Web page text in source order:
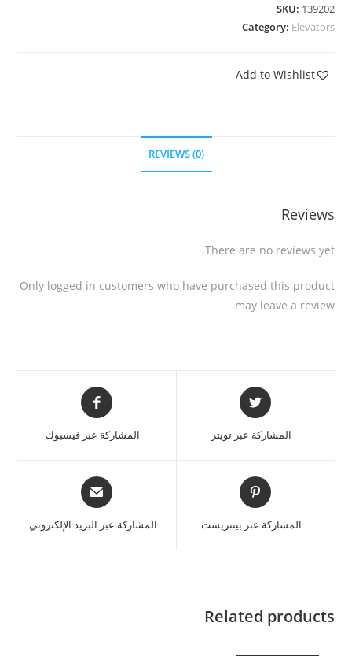
SKU: 139202
Category: Elevators
Add to Wishlist
REVIEWS (0)
Reviews
There are no reviews yet.
Only logged in customers who have purchased this product
may leave a review.
المشاركة عبر تويتر المشاركة عبر فيسبوك
المشاركة عبر بينتريست المشاركة عبر البريد الإلكتروني
Related products